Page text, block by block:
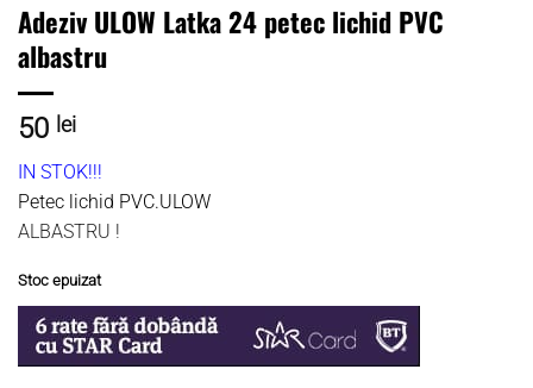
Adeziv ULOW Latka 24 petec lichid PVC
albastru
50 lei
IN STOK!!!
Petec lichid PVC.ULOW
ALBASTRU !
Stoc epuizat